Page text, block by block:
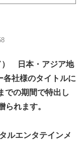
） 日本・アジア地
各社様のタイトルに
での期間で特出し
られます。
ルエンタテインメ